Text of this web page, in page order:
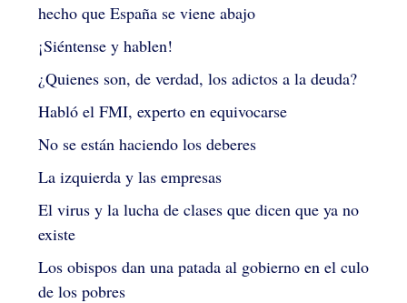
hecho que España se viene abajo
¡Siéntense y hablen!
¿Quienes son, de verdad, los adictos a la deuda?
Habló el FMI, experto en equivocarse
No se están haciendo los deberes
La izquierda y las empresas
El virus y la lucha de clases que dicen que ya no
existe
Los obispos dan una patada al gobierno en el culo
de los pobres